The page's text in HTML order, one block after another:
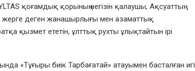
қоғамдық қорының негізін қалаушы, Ақсуаттың
жерге деген жанашырлығы мен азаматтық
қызмет ететін, ұлттық рухты ұлықтайтын ірі
«Тұғыры биік Тарбағатай» атауымен басталған игі